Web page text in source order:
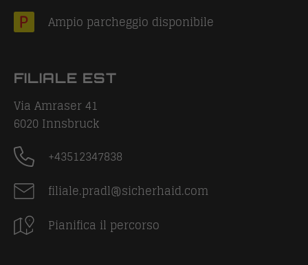
Ampio parcheggio disponibile
FILIALE EST
Via Amraser 41
6020 Innsbruck
+43512347838
filiale.pradl@sicherhaid.com
Pianifica il percorso